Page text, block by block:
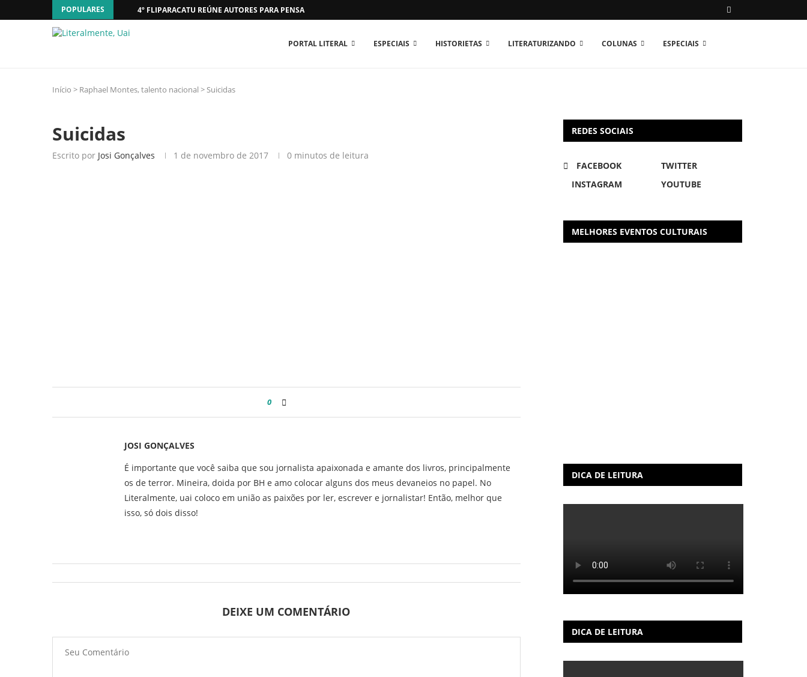
POPULARES 4º FLIPARACATU REÚNE AUTORES PARA PENSAR O MUNDO...
PORTAL LITERAL ESPECIAIS HISTORIETAS LITERATURIZANDO COLUNAS ESPECIAIS
Início > Raphael Montes, talento nacional >Suicidas
Suicidas
Escrito por Josi Gonçalves 1 de novembro de 2017 0 minutos de leitura
0
JOSI GONÇALVES
É importante que você saiba que sou jornalista apaixonada e amante dos livros, principalmente
os de terror. Mineira, doida por BH e amo colocar alguns dos meus devaneios no papel. No
Literalmente, uai coloco em união as paixões por ler, escrever e jornalistar! Então, melhor que
isso, só dois disso!
DEIXE UM COMENTÁRIO
REDES SOCIAIS
FACEBOOK
TWITTER
INSTAGRAM
YOUTUBE
MELHORES EVENTOS CULTURAIS
DICA DE LEITURA
DICA DE LEITURA